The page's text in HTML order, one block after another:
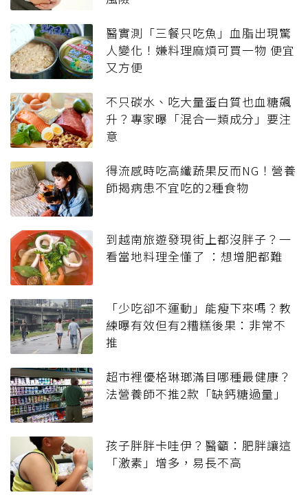
醫實測「三餐只吃魚」血脂出現驚
人變化！嫌料理麻煩可買一物 便宜
又方便
不只碳水、吃大量蛋白質也血糖飆
升？專家曝「混合一類成分」要注
意
得流感時吃高纖蔬果反而NG！營養
師揭病患不宜吃的2種食物
到越南旅遊發現街上都沒胖子？一
看當地料理全懂了 ：想增肥都難
「少吃卻不運動」能瘦下來嗎？教
練曝有效但有2糟糕後果：非常不
推
超市裡優格琳瑯滿目哪種最健康？
法營養師不推2款「缺鈣糖過量」
孩子胖胖卡哇伊？醫籲：肥胖讓這
「激素」增多，易長不高